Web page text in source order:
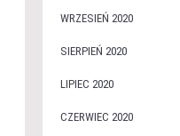
WRZESIEŃ 2020
SIERPIEŃ 2020
LIPIEC 2020
CZERWIEC 2020